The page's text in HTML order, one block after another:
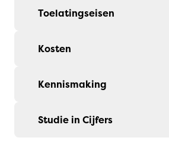
Toelatingseisen
Kosten
Kennismaking
Studie in Cijfers